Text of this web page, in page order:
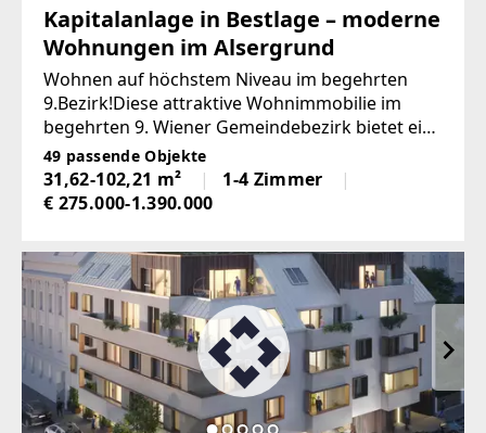
Kapitalanlage in Bestlage – moderne
Wohnungen im Alsergrund
Wohnen auf höchstem Niveau im begehrten
9.Bezirk!Diese attraktive Wohnimmobilie im
begehrten 9. Wiener Gemeindebezirk bietet eine
ausgezeichnete Gelegenheit für Anleger und
Investoren. Die Kombination aus zentraler Lage,
hochwertiger Ausstattung
49 passende Objekte
31,62-102,21 m²
1-4 Zimmer
€ 275.000-1.390.000